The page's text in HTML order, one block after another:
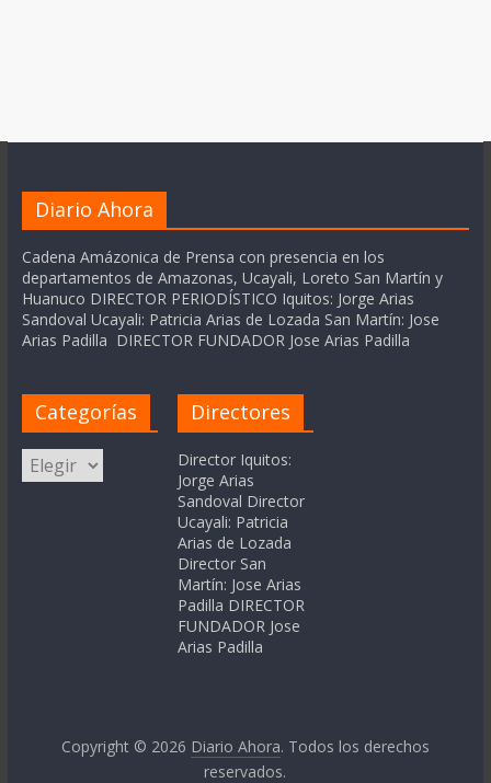
Diario Ahora
Cadena Amázonica de Prensa con presencia en los
departamentos de Amazonas, Ucayali, Loreto San Martín y
Huanuco DIRECTOR PERIODÍSTICO Iquitos: Jorge Arias
Sandoval Ucayali: Patricia Arias de Lozada San Martín: Jose
Arias Padilla DIRECTOR FUNDADOR Jose Arias Padilla
Categorías
Categorías
Directores
Director Iquitos:
Jorge Arias
Sandoval Director
Ucayali: Patricia
Arias de Lozada
Director San
Martín: Jose Arias
Padilla DIRECTOR
FUNDADOR Jose
Arias Padilla
Copyright © 2026 Diario Ahora. Todos los derechos
reservados.